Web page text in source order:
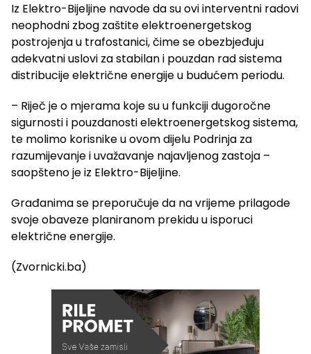
Iz Elektro-Bijeljine navode da su ovi interventni radovi
neophodni zbog zaštite elektroenergetskog
postrojenja u trafostanici, čime se obezbjeđuju
adekvatni uslovi za stabilan i pouzdan rad sistema
distribucije električne energije u budućem periodu.
– Riječ je o mjerama koje su u funkciji dugoročne
sigurnosti i pouzdanosti elektroenergetskog sistema,
te molimo korisnike u ovom dijelu Podrinja za
razumijevanje i uvažavanje najavljenog zastoja –
saopšteno je iz Elektro-Bijeljine.
Građanima se preporučuje da na vrijeme prilagode
svoje obaveze planiranom prekidu u isporuci
električne energije.
(Zvornicki.ba)